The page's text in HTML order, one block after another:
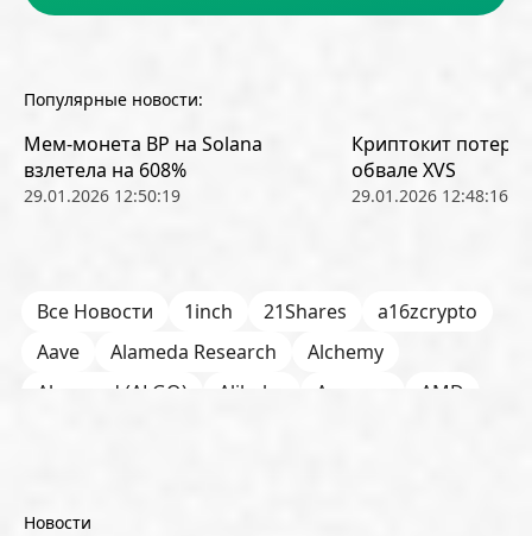
Популярные новости:
Мем-монета BP на Solana
взлетела на 608%
29.01.2026 12:50:19
Криптокит
обвале XVS
29.01.2026 12:48:16
Все Новости 1inch 21Shares
a16zcrypto
Aave
Alameda Research
Alchemy
Algorand (ALGO)
Alibaba Amazon
AMD
Aster
Новости